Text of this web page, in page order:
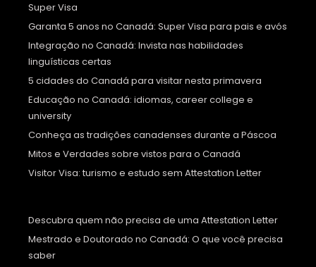
Super Visa
Garanta 5 anos no Canadá: Super Visa para pais e avós
Integração no Canadá: Invista nas habilidades
linguísticas certas
5 cidades do Canadá para visitar nesta primavera
Educação no Canadá: idiomas, career college e
university
Conheça as tradições canadenses durante a Páscoa
Mitos e Verdades sobre vistos para o Canadá
Visitor Visa: turismo e estudo sem Attestation Letter
Descubra quem não precisa de uma Attestation Letter
Mestrado e Doutorado no Canadá: O que você precisa
saber